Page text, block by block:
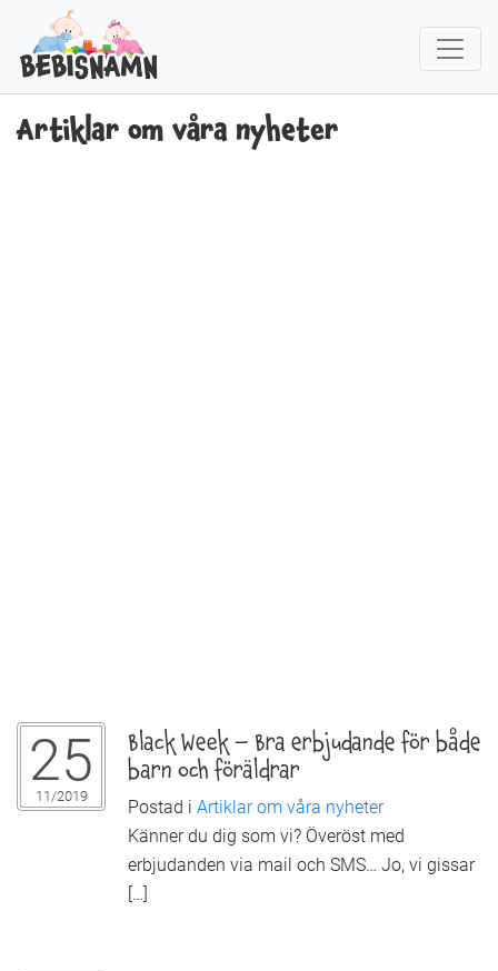
Artiklar om våra nyheter
25
11/2019
Black Week – Bra erbjudande för både
barn och föräldrar
Postad i Artiklar om våra nyheter
Känner du dig som vi? Överöst med
erbjudanden via mail och SMS… Jo, vi gissar
[…]